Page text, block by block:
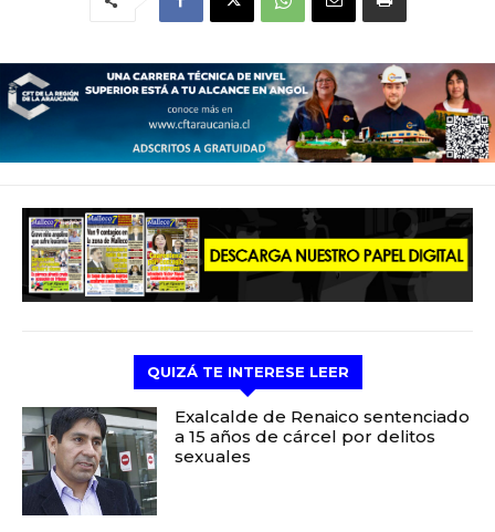
QUIZÁ TE INTERESE LEER
Exalcalde de Renaico sentenciado
a 15 años de cárcel por delitos
sexuales